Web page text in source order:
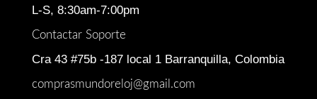
L-S, 8:30am-7:00pm
Contactar Soporte
Cra 43 #75b -187 local 1 Barranquilla, Colombia
comprasmundoreloj@gmail.com